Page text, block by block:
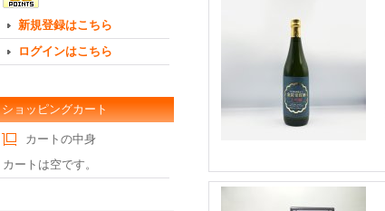
新規登録はこちら
ログインはこちら
ショッピングカート
カートの中身
カートは空です。